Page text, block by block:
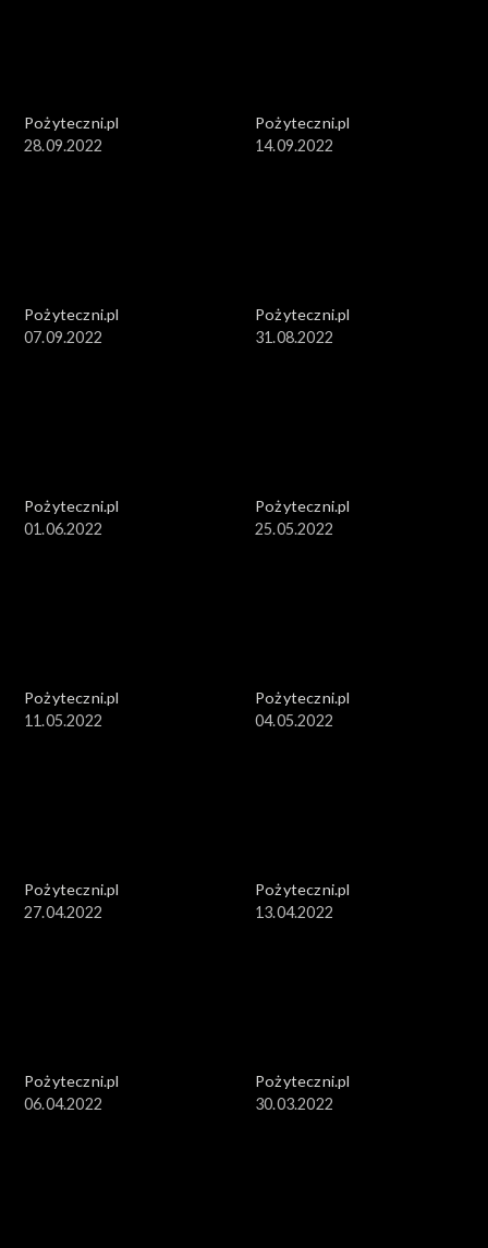
Pożyteczni.pl
28.09.2022
Pożyteczni.pl
14.09.2022
Pożyteczni.pl
07.09.2022
Pożyteczni.pl
31.08.2022
Pożyteczni.pl
01.06.2022
Pożyteczni.pl
25.05.2022
Pożyteczni.pl
11.05.2022
Pożyteczni.pl
04.05.2022
Pożyteczni.pl
27.04.2022
Pożyteczni.pl
13.04.2022
Pożyteczni.pl
06.04.2022
Pożyteczni.pl
30.03.2022